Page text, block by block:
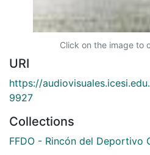
Click on the image to
URI
https://
9927
Collections
FFDO - Rincón del Deportivo